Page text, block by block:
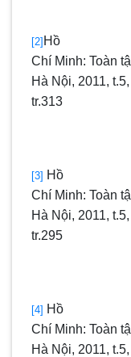
[2] Hồ
Chí Minh: Toàn
Hà Nội, 2011, t.5,
tr.313
[3] Hồ
Chí Minh: Toàn
Hà Nội, 2011, t.5,
tr.295
[4] Hồ
Chí Minh: Toàn
Hà Nội, 2011, t.5,